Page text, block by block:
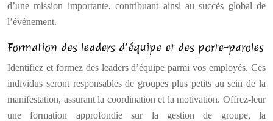
d’une mission importante, contribuant ainsi au succès global de
l’événement.
Formation des leaders d’équipe et des porte-paroles
Identifiez et formez des leaders d’équipe parmi vos employés. Ces
individus seront responsables de groupes plus petits au sein de la
manifestation, assurant la coordination et la motivation. Offrez-leur
une formation approfondie sur la gestion de groupe, la